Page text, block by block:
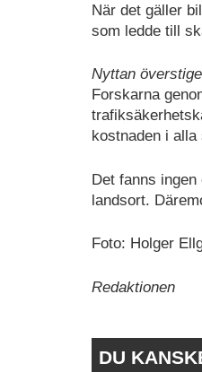
När det gäller
som ledde till
Nyttan
Forskarna
kostnaden i
Det fanns
landsort.
Foto: Holger
Redaktionen
DU